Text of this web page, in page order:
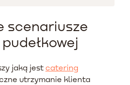
scenariusze
jaką jest catering
utrzymanie klienta